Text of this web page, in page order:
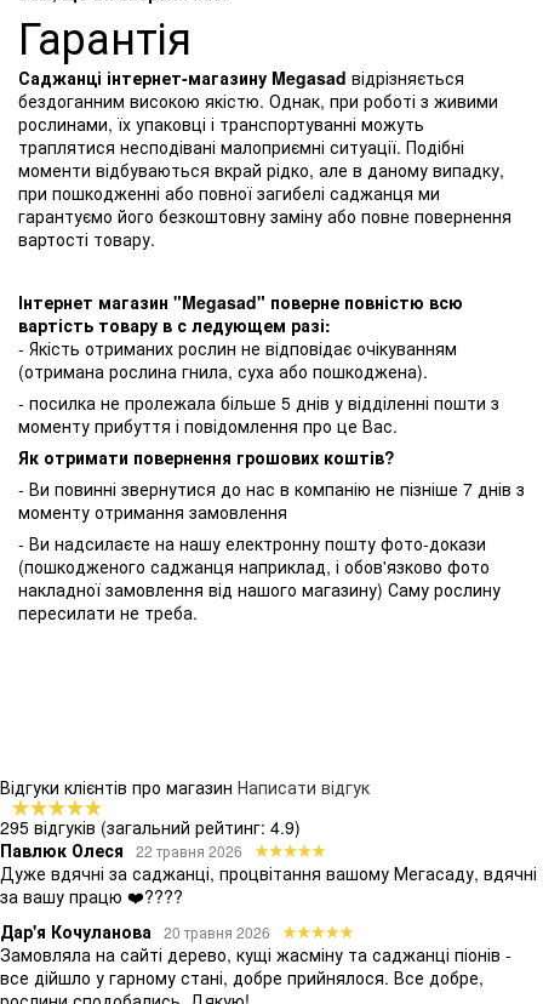
Гарантія
Саджанці інтернет-магазину Megasad відрізняється
бездоганним високою якістю. Однак, при роботі з живими
рослинами, їх упаковці і транспортуванні можуть
траплятися несподівані малоприємні ситуації. Подібні
моменти відбуваються вкрай рідко, але в даному випадку,
при пошкодженні або повної загибелі саджанця ми
гарантуємо його безкоштовну заміну або повне повернення
вартості товару.
Інтернет магазин "Megasad" поверне повністю всю
вартість товару в с ледующем разі:
- Якість отриманих рослин не відповідає очікуванням
(отримана рослина гнила, суха або пошкоджена).
- посилка не пролежала більше 5 днів у відділенні пошти з
моменту прибуття і повідомлення про це Вас.
Як отримати повернення грошових коштів?
- Ви повинні звернутися до нас в компанію не пізніше 7 днів з
моменту отримання замовлення
- Ви надсилаєте на нашу електронну пошту фото-докази
(пошкодженого саджанця наприклад, і обов'язково фото
накладної замовлення від нашого магазину) Саму рослину
пересилати не треба.
Відгуки клієнтів про магазин Написати відгук
295 відгуків (загальний рейтинг: 4.9)
Павлюк Олеся
22 травня 2026
Дуже вдячні за саджанці, процвітання вашому Мегасаду, вдячні
за вашу працю ❤️????
Дар'я Кочуланова
20 травня 2026
Замовляла на сайті дерево, кущі жасміну та саджанці піонів -
все дійшло у гарному стані, добре прийнялося. Все добре,